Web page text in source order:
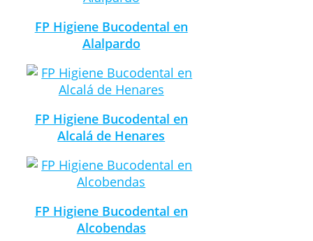
FP Higiene Bucodental en
Alalpardo
FP Higiene Bucodental en
Alcalá de Henares
FP Higiene Bucodental en
Alcobendas